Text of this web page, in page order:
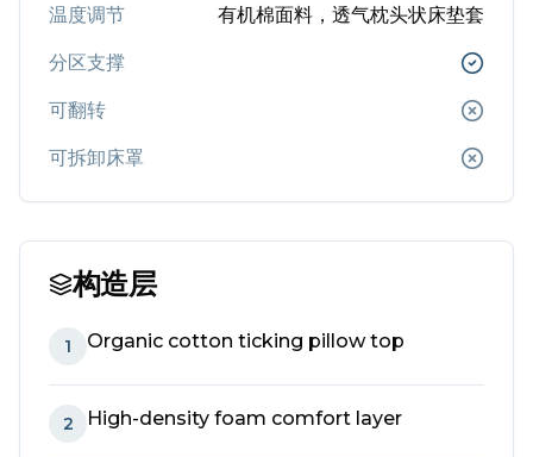
温度调节 有机棉面料，透气枕头状床垫套
分区支撑
可翻转
可拆卸床罩
构造层
1 Organic cotton ticking pillow top
2 High-density foam comfort layer